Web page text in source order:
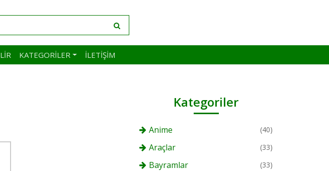
KATEGORILER İLETIŞIM
Kategoriler
Anime (40)
Araçlar (33)
Bayramlar (33)